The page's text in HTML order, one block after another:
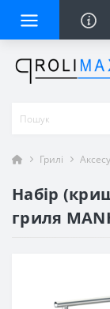
Грилі
Набір
гриля